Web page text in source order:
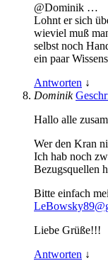
@Dominik …
Lohnt er sich
wieviel muß
selbst noch
ein paar
Antworten ↓
Dominik
Hallo alle
Wer den Kran
Ich hab noch
Bezugsquellen
Bitte einfach
Liebe Grüße!!!
Antworten ↓